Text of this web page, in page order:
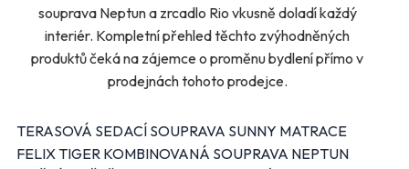
souprava Neptun a zrcadlo Rio vkusně doladí každý
interiér. Kompletní přehled těchto zvýhodněných
produktů čeká na zájemce o proměnu bydlení přímo v
prodejnách tohoto prodejce.
TERASOVÁ SEDACÍ SOUPRAVA SUNNY MATRACE
FELIX TIGER KOMBINOVANÁ SOUPRAVA NEPTUN
Přihlásit k odběru